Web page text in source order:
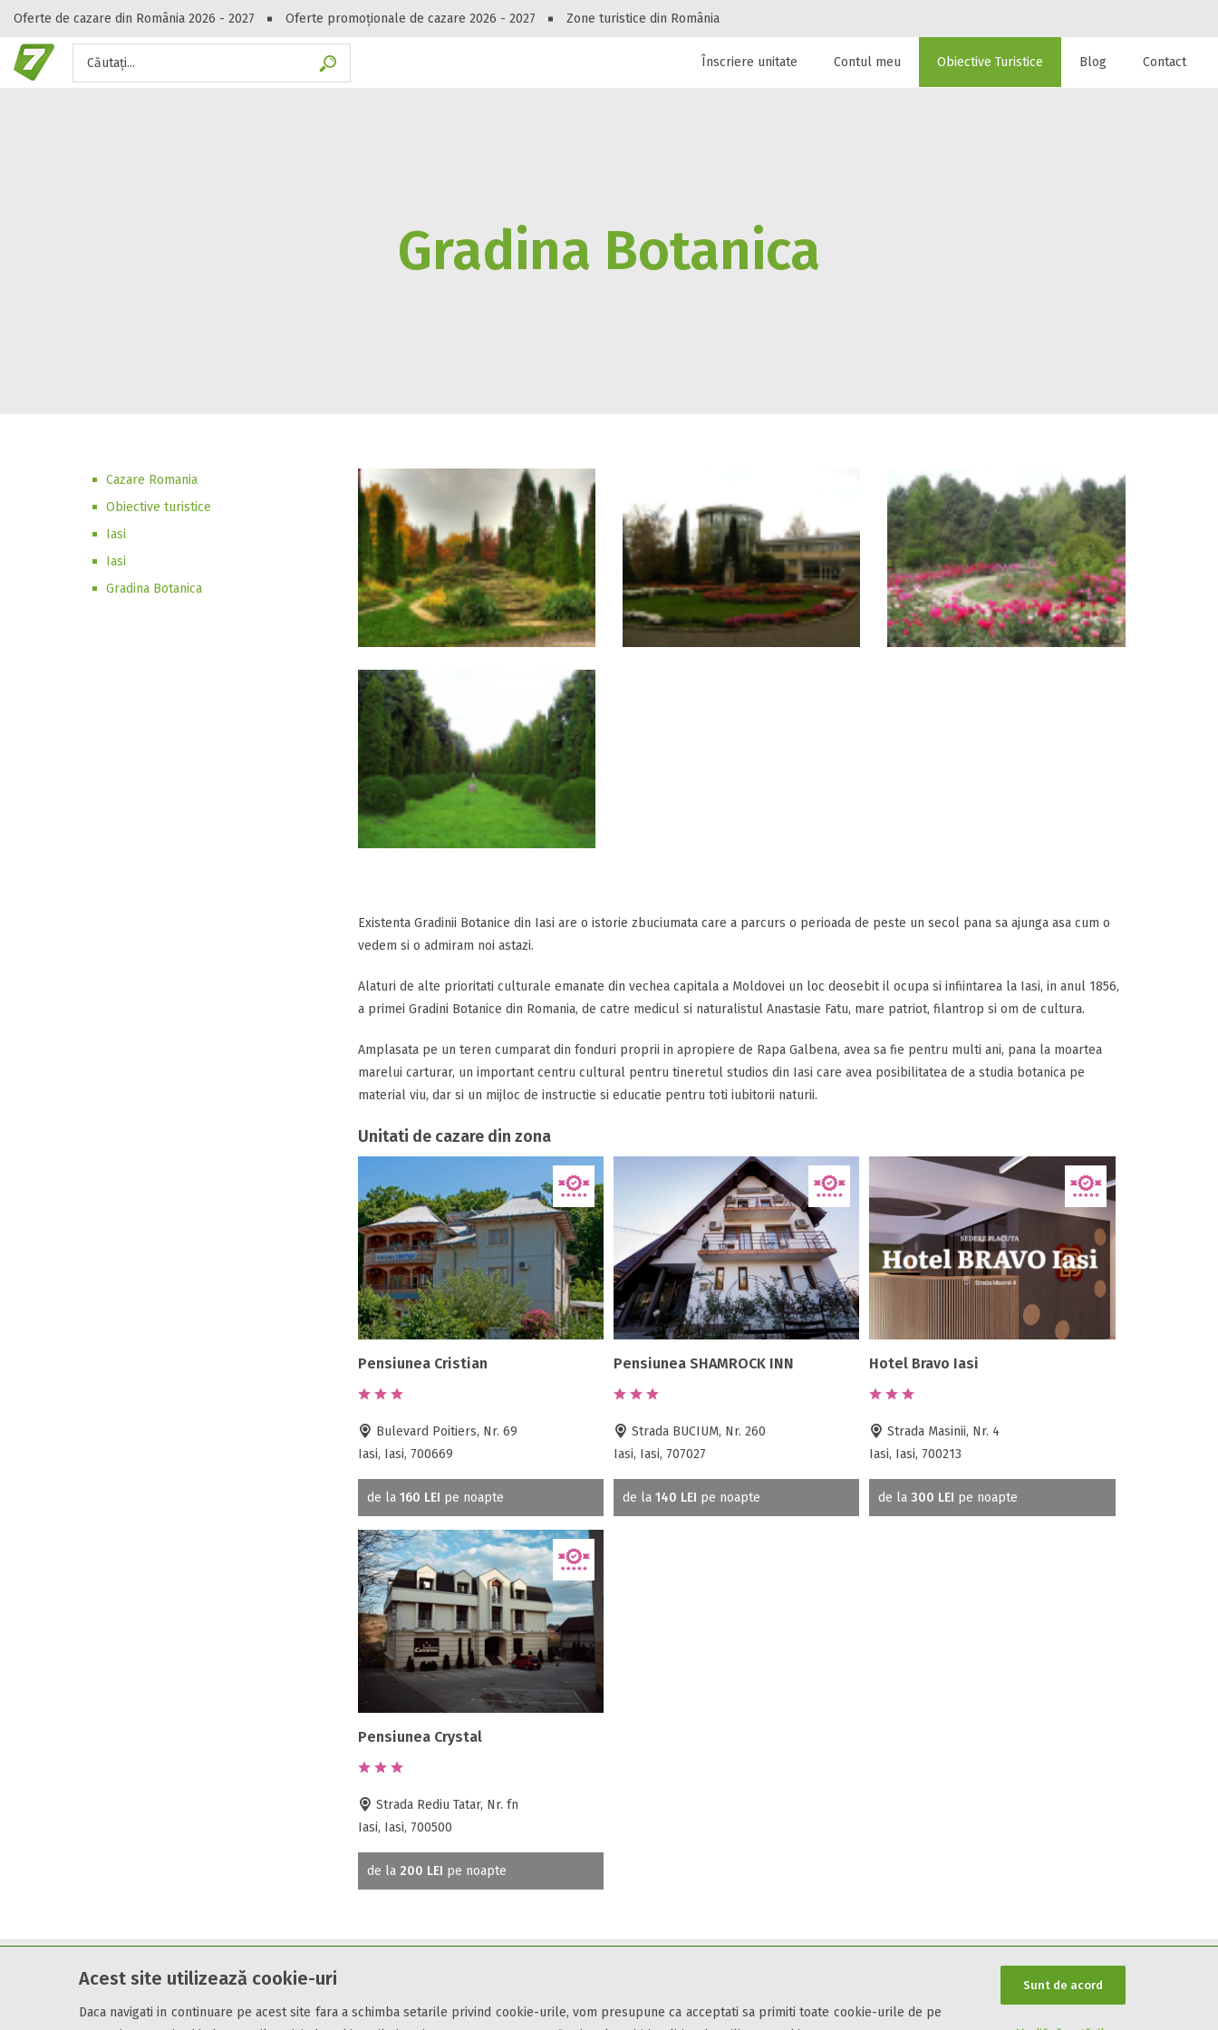
Acest site utilizează cookie-uri
Daca navigati in continuare pe acest site fara a schimba setarile privind cookie-urile, vom presupune ca acceptati sa primiti toate cookie-urile de pe
Sunt de acord
Oferte de cazare din România 2026 - 2027 Oferte promoționale de cazare 2026 - 2027 Zone turistice din România
Căutați...
Peste 10545 oferte de cazare!
Gasești hoteluri, pensiuni, vile, apartamente sau alte unitați de cazare la
Înscriere unitate Contul meu Obiective Turistice Blog Contact
Gradina Botanica
Cazare Romania
Obiective turistice
Iasi
Iasi
Gradina Botanica
Existenta Gradinii Botanice din Iasi are o istorie zbuciumata care a parcurs o perioada de peste un secol pana sa ajunga asa cum o
vedem si o admiram noi astazi.
Alaturi de alte prioritati culturale emanate din vechea capitala a Moldovei un loc deosebit il ocupa si infiintarea la Iasi, in anul 1856,
a primei Gradini Botanice din Romania, de catre medicul si naturalistul Anastasie Fatu, mare patriot, filantrop si om de cultura.
Amplasata pe un teren cumparat din fonduri proprii in apropiere de Rapa Galbena, avea sa fie pentru multi ani, pana la moartea
marelui carturar, un important centru cultural pentru tineretul studios din Iasi care avea posibilitatea de a studia botanica pe
material viu, dar si un mijloc de instructie si educatie pentru toti iubitorii naturii.
Unitati de cazare din zona
Pensiunea Cristian
Bulevard Poitiers, Nr. 69
Iasi, Iasi, 700669
de la 160 LEI pe noapte
Pensiunea SHAMROCK INN
Strada BUCIUM, Nr. 260
Iasi, Iasi, 707027
de la 140 LEI pe noapte
Hotel Bravo Iasi
Strada Masinii, Nr. 4
Iasi, Iasi, 700213
de la300 LEI pe noapte
Pensiunea Crystal
Strada Rediu Tatar, Nr. fn
Iasi, Iasi, 700500
de la 200 LEI pe noapte
Cazare7 vă pune la dispozitie informatii despre unitati de cazare din toate zonele turistice, oferte speciale, rezervari online.